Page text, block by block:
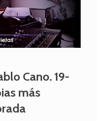
Cano. 19-
más